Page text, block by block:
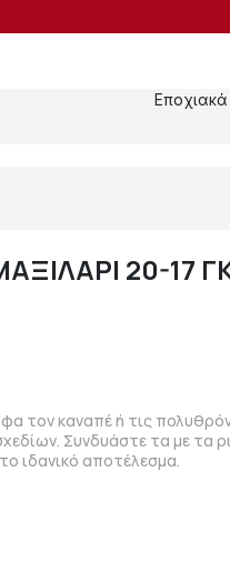
Εποχιακά
20-17
τον καναπέ ή τις
Συνδυάστε τα με τα
ιδανικό αποτέλεσμα.